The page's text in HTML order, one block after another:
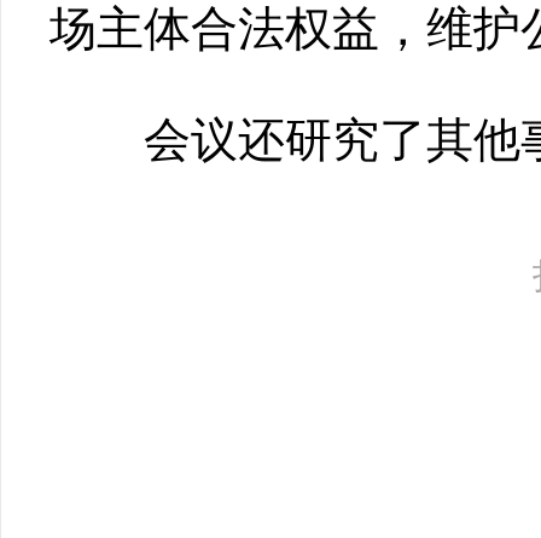
场主体合法权益，维
会议还研究了其他